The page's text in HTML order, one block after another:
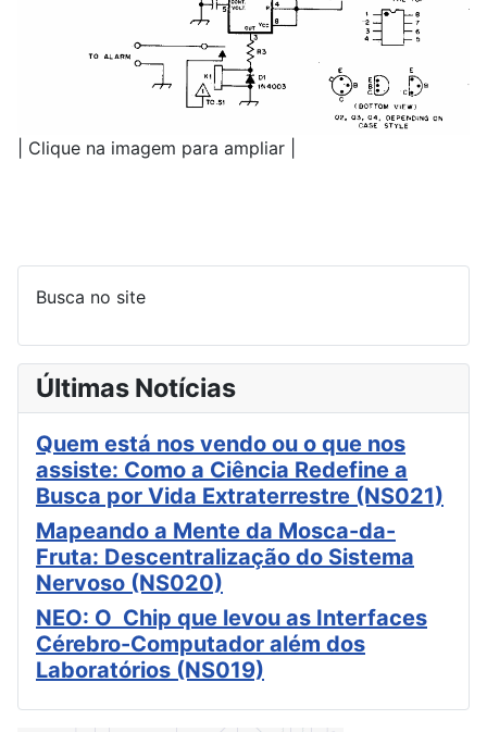
| Clique na imagem para ampliar |
Busca no site
Últimas Notícias
Quem está nos vendo ou o que nos
assiste: Como a Ciência Redefine a
Busca por Vida Extraterrestre (NS021)
Mapeando a Mente da Mosca-da-
Fruta: Descentralização do Sistema
Nervoso (NS020)
NEO: O Chip que levou as Interfaces
Cérebro-Computador além dos
Laboratórios (NS019)